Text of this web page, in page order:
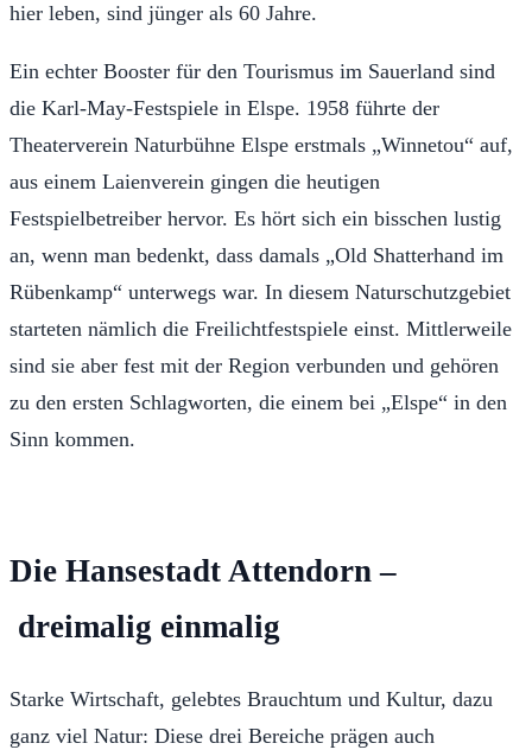
hier leben, sind jünger als 60 Jahre.
Ein echter Booster für den Tourismus im Sauerland sind
die Karl-May-Festspiele in Elspe. 1958 führte der
Theaterverein Naturbühne Elspe erstmals „Winnetou“ auf,
aus einem Laienverein gingen die heutigen
Festspielbetreiber hervor. Es hört sich ein bisschen lustig
an, wenn man bedenkt, dass damals „Old Shatterhand im
Rübenkamp“ unterwegs war. In diesem Naturschutzgebiet
starteten nämlich die Freilichtfestspiele einst. Mittlerweile
sind sie aber fest mit der Region verbunden und gehören
zu den ersten Schlagworten, die einem bei „Elspe“ in den
Sinn kommen.
Die Hansestadt Attendorn –
dreimalig einmalig
Starke Wirtschaft, gelebtes Brauchtum und Kultur, dazu
ganz viel Natur: Diese drei Bereiche prägen auch